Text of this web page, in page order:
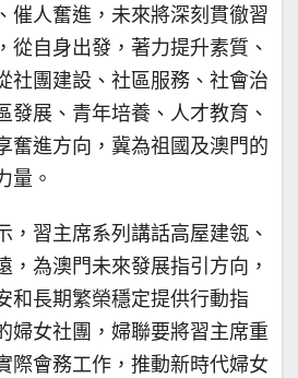
催人奮進，未來將深刻貫徹習
從自身出發，著力提升素質、
社團建設、社區服務、社會治
發展、青年培養、人才教育、
奮進方向，冀為祖國及澳門的
量。
，習主席系列講話高屋建瓴、
，為澳門未來發展指引方向，
和長期繁榮穩定提供行動指
婦女社團，婦聯要將習主席重
際會務工作，推動新時代婦女